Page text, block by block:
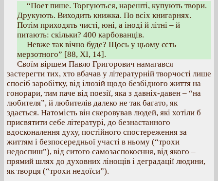
“Поет пише. Торгуються, нарешті, купують твори.
Друкують. Виходить книжка. По всіх книгарнях.
Потім приходять чисті, юні, а іноді й літні – й
питають: скільки? 400 карбованців.
Невже так вічно буде? Щось у цьому єсть
мерзотного” [88, ХІ, 14].
Своїм віршем Павло Григорович намагався
застерегти тих, хто вбачав у літературній творчості лише
спосіб заробітку, від ілюзій щодо безбідного життя на
гонорари, тим паче від поезії, яка з давніх-давен – “на
любителя”, й любителів далеко не так багато, як
здається. Натомість він скеровував людей, які хотіли б
присвятити себе літературі, до безнастанного
вдосконалення духу, постійного спостереження за
життям і безпосередньої участі в ньому (“трохи
недоспиш”), від ситого самозаспокоєння, від якого –
прямий шлях до духовних лінощів і деградації людини,
як творця (“трохи недоїси”).